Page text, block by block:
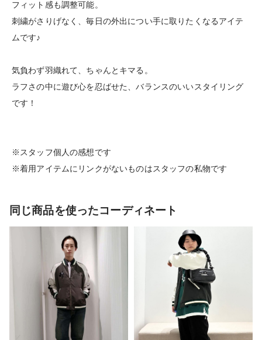
フィット感も調整可能。
刺繍がさりげなく、毎日の外出につい手に取りたくなるアイテ
ムです♪
気負わず羽織れて、ちゃんとキマる。
ラフさの中に遊び心を忍ばせた、バランスのいいスタイリング
です！
※スタッフ個人の感想です
※着用アイテムにリンクがないものはスタッフの私物です
同じ商品を使ったコーディネート